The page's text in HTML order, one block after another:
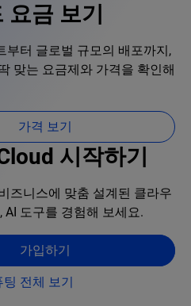
금 보기
부터 글로벌 규모의 배포까지,
맞는 요금제와 가격을 확인해
가격 보기
시작하기
즈니스에 맞춤 설계된 클라우
AI 도구를 경험해 보세요.
가입하기
전체 보기